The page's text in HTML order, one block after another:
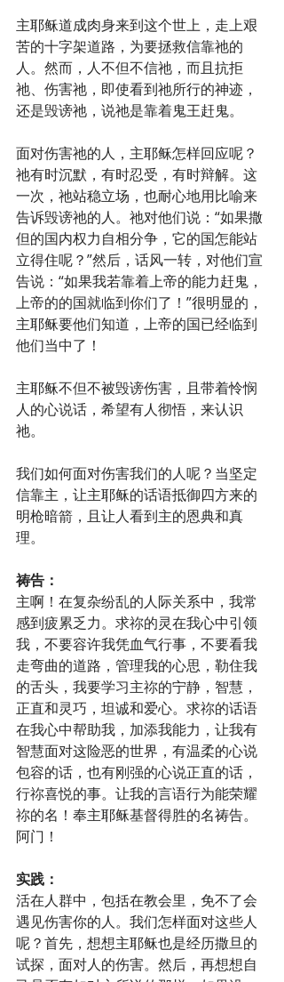
主耶稣道成肉身来到这个世上，走上艰
苦的十字架道路，为要拯救信靠祂的
人。然而，人不但不信祂，而且抗拒
祂、伤害祂，即使看到祂所行的神迹，
还是毁谤祂，说祂是靠着鬼王赶鬼。
面对伤害祂的人，主耶稣怎样回应呢？
祂有时沉默，有时忍受，有时辩解。这
一次，祂站稳立场，也耐心地用比喻来
告诉毁谤祂的人。祂对他们说：“如果撒
但的国内权力自相分争，它的国怎能站
立得住呢？”然后，话风一转，对他们宣
告说：“如果我若靠着上帝的能力赶鬼，
上帝的的国就临到你们了！”很明显的，
主耶稣要他们知道，上帝的国已经临到
他们当中了！
主耶稣不但不被毁谤伤害，且带着怜悯
人的心说话，希望有人彻悟，来认识
祂。
我们如何面对伤害我们的人呢？当坚定
信靠主，让主耶稣的话语抵御四方来的
明枪暗箭，且让人看到主的恩典和真
理。
祷告：
主啊！在复杂纷乱的人际关系中，我常
感到疲累乏力。求祢的灵在我心中引领
我，不要容许我凭血气行事，不要看我
走弯曲的道路，管理我的心思，勒住我
的舌头，我要学习主祢的宁静，智慧，
正直和灵巧，坦诚和爱心。求祢的话语
在我心中帮助我，加添我能力，让我有
智慧面对这险恶的世界，有温柔的心说
包容的话，也有刚强的心说正直的话，
行祢喜悦的事。让我的言语行为能荣耀
祢的名！奉主耶稣基督得胜的名祷告。
阿门！
实践：
活在人群中，包括在教会里，免不了会
遇见伤害你的人。我们怎样面对这些人
呢？首先，想想主耶稣也是经历撒旦的
试探，面对人的伤害。然后，再想想自